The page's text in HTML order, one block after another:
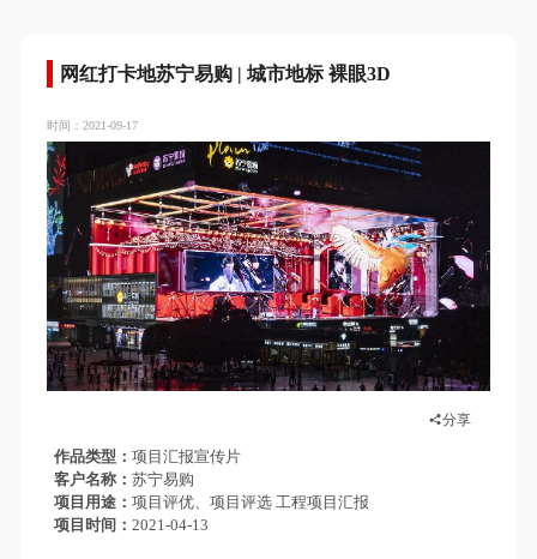
网红打卡地苏宁易购 | 城市地标 裸眼3D
时间：2021-09-17
分享
作品类型
项目汇报宣传片
客户名称
苏宁易购
项目用途
项目评优、项目评选 工程项目汇报
项目时间
2021-04-13